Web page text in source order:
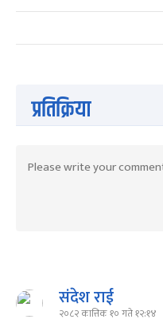
प्रतिक्रिया
संदेश राई
२०८२ कात्तिक १० गते १२:१४